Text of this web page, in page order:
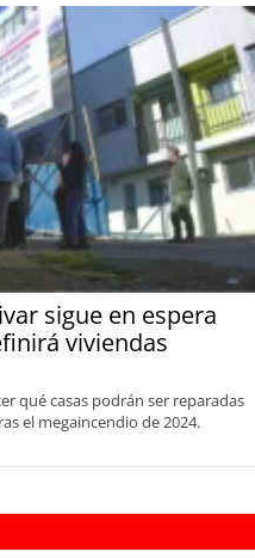
sigue en espera
viviendas
qué casas podrán ser reparadas
el megaincendio de 2024.